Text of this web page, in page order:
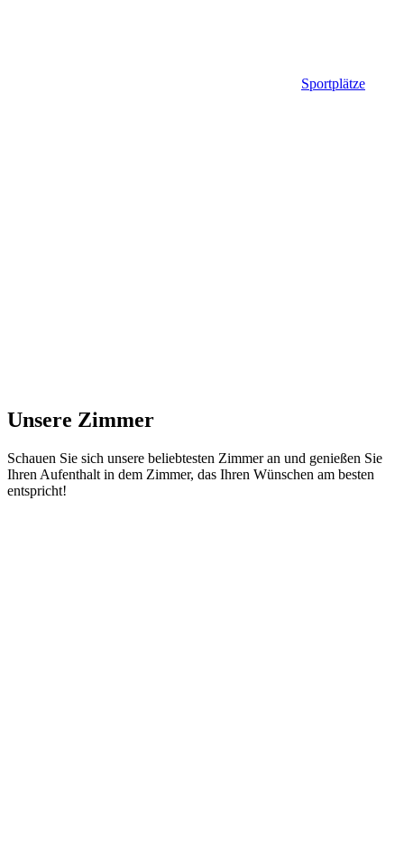
Sportplätze
Unsere Zimmer
Schauen Sie sich unsere beliebtesten Zimmer an und genießen Sie
Ihren Aufenthalt in dem Zimmer, das Ihren Wünschen am besten
entspricht!